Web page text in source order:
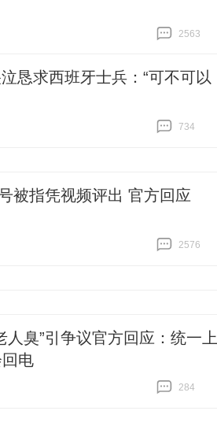
2563
恳求西班牙士兵：“可不可以
734
被指凭视频评出 官方回应
2576
人臭”引争议官方回应：统一上
电
284